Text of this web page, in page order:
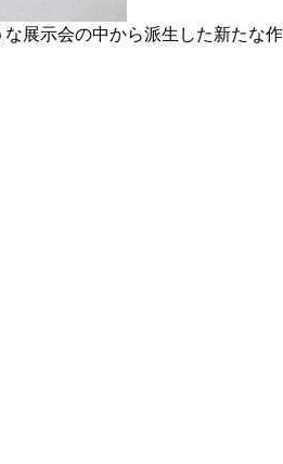
展示会の中から派生した新たな作